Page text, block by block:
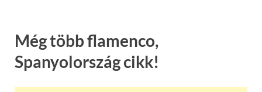
Még több flamenco,
Spanyolország cikk!